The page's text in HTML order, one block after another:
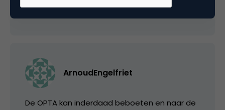
ArnoudEngelfriet
De OPTA kan inderdaad beboeten en naar de